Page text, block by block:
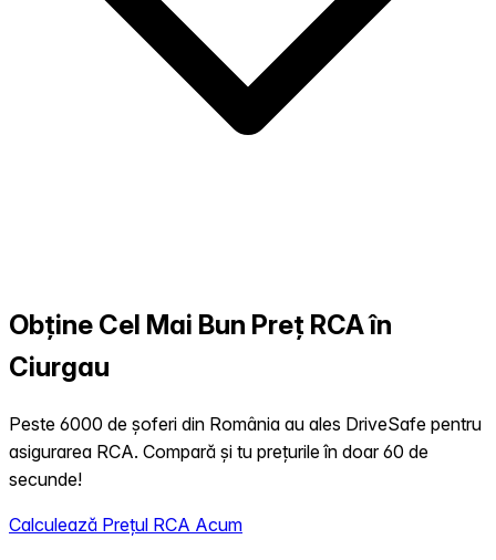
Obține Cel Mai Bun Preț RCA în
Ciurgau
Peste 6000 de șoferi din România au ales DriveSafe pentru
asigurarea RCA. Compară și tu prețurile în doar 60 de
secunde!
Calculează Prețul RCA Acum